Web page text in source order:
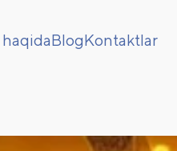
BlogKontaktlar